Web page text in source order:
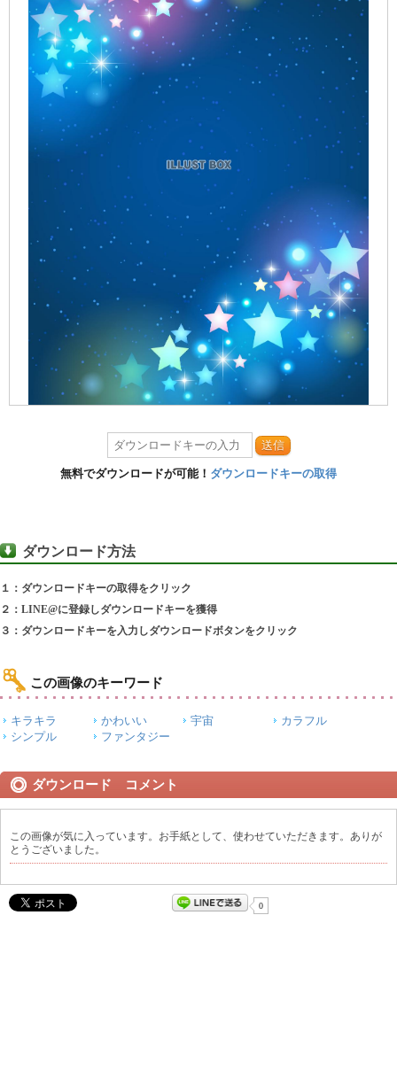
送信
無料でダウンロードが可能！ ダウンロードキーの取得
ダウンロード方法
１：ダウンロードキーの取得をクリック
２：LINE@に登録しダウンロードキーを獲得
３：ダウンロードキーを入力しダウンロードボタンをクリック
この画像のキーワード
キラキラ かわいい 宇宙
カラフル
シンプル
ファンタジー
ダウンロード コメント
この画像が気に入っています。お手紙として、使わせていただきます。ありが
とうございました。
0